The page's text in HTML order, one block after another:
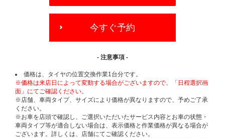
OPTIONS
今すぐ予約
- 注意事項 -
価格は、タイヤの位置交換作業1台分です。
※価格は来店日によって変動する場合がございますので、「日程選択画
面」にてご確認ください。
※店舗、車両タイプ、サイズにより価格が異なりますので、予めご了承
ください。
※お車を店頭で確認し、ご選択いただいたサービス内容とお車の状態・
車両タイプ等が適合しない場合は、表示価格と作業価格が異なる場合が
ございます。詳しくは、店舗にてご確認ください。